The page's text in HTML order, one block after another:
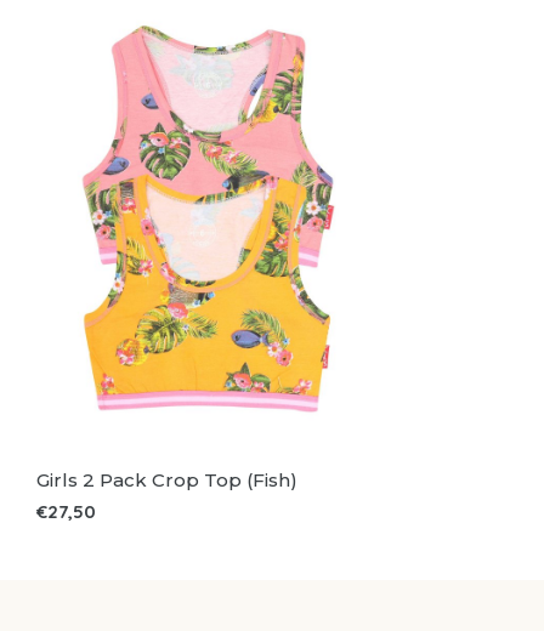
Girls 2 Pack Crop Top (Fish)
€27,50